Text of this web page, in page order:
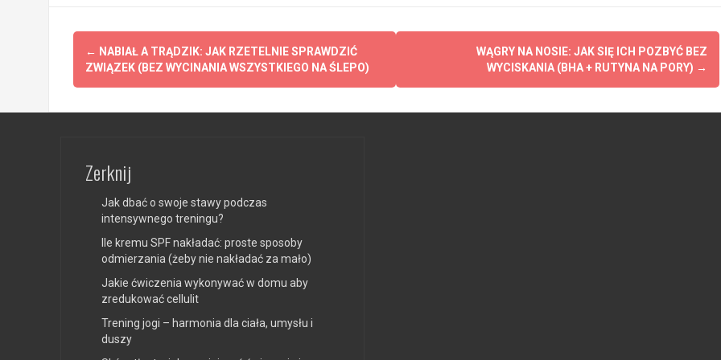
Post
navigation
← NABIAŁ A TRĄDZIK: JAK RZETELNIE SPRAWDZIĆ
ZWIĄZEK (BEZ WYCINANIA WSZYSTKIEGO NA ŚLEPO)
WĄGRY NA NOSIE: JAK SIĘ ICH POZBYĆ BEZ
WYCISKANIA (BHA + RUTYNA NA PORY) →
Zerknij
Jak dbać o swoje stawy podczas
intensywnego treningu?
Ile kremu SPF nakładać: proste sposoby
odmierzania (żeby nie nakładać za mało)
Jakie ćwiczenia wykonywać w domu aby
zredukować cellulit
Trening jogi – harmonia dla ciała, umysłu i
duszy